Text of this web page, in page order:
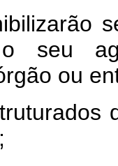
seu
seu
ou
de